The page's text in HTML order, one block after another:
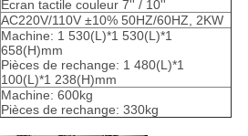
Écran tactile couleur 7'' / 10''
AC220V/110V ±10% 50HZ/60HZ, 2KW
Machine: 1 530(L)*1 530(L)*1
658(H)mm
Pièces de rechange: 1 480(L)*1
100(L)*1 238(H)mm
Machine: 600kg
Pièces de rechange: 330kg